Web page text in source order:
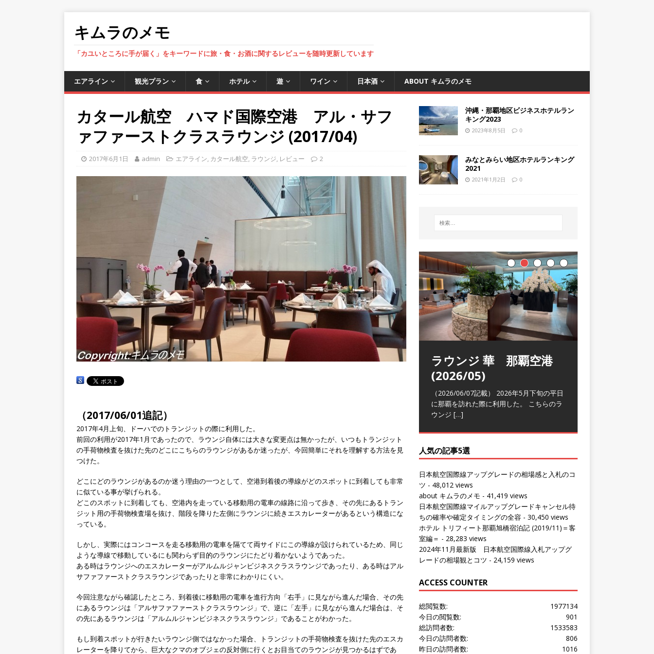
キムラのメモ
「カユいところに手が届く」をキーワードに旅・食・お酒に関するレビューを随時更新しています
エアライン 観光プラン 食 ホテル 遊 ワイン 日本酒 ABOUT キムラのメモ
カタール航空 ハマド国際空港 アル・サフ
ァファーストクラスラウンジ (2017/04)
2017年6月1日 admin エアライン, カタール航空, ラウンジ, レビュー 2
（2017/06/01追記）
2017年4月上旬、ドーハでのトランジットの際に利用した。
前回の利用が2017年1月であったので、ラウンジ自体には大きな変更点は無かったが、いつもトランジット
の手荷物検査を抜けた先のどこにこちらのラウンジがあるか迷ったが、今回簡単にそれを理解する方法を見
つけた。
どこにどのラウンジがあるのか迷う理由の一つとして、空港到着後の導線がどのスポットに到着しても非常
に似ている事が挙げられる。
どこのスポットに到着しても、空港内を走っている移動用の電車の線路に沿って歩き、その先にあるトラン
ジット用の手荷物検査場を抜け、階段を降りた左側にラウンジに続きエスカレーターがあるという構造にな
っている。
しかし、実際にはコンコースを走る移動用の電車を隔てて両サイドにこの導線が設けられているため、同じ
ような導線で移動しているにも関わらず目的のラウンジにたどり着かないようであった。
ある時はラウンジへのエスカレーターがアルムルジャンビジネスクラスラウンジであったり、ある時はアル
サファファーストクラスラウンジであったりと非常にわかりにくい。
今回注意ながら確認したところ、到着後に移動用の電車を進行方向「右手」に見ながら進んだ場合、その先
にあるラウンジは「アルサファファーストクラスラウンジ」で、逆に「左手」に見ながら進んだ場合は、そ
の先にあるラウンジは「アルムルジャンビジネスクラスラウンジ」であることがわかった。
もし到着スポットが行きたいラウンジ側ではなかった場合、トランジットの手荷物検査を抜けた先のエスカ
レーターを降りてから、巨大なクマのオブジェの反対側に行くとお目当てのラウンジが見つかるはずであ
沖縄・那覇地区ビジネスホテルラン
キング2023
2023年8月5日 0
みなとみらい地区ホテルランキング
2021
2021年1月2日 0
ラウンジ 華 那覇空港
(2026/05)
（2026/06/07記載） 2026年5月下旬の平日
に那覇を訪れた際に利用した。 こちらのラ
ウンジ […]
人気の記事5選
日本航空国際線アップグレードの相場感と入札のコ
ツ - 48,012 views
about キムラのメモ - 41,419 views
日本航空国際線マイルアップグレードキャンセル待
ちの確率や確定タイミングの全容 - 30,450 views
ホテル トリフィート那覇旭橋宿泊記 (2019/11)＝客
室編＝ - 28,283 views
2024年11月最新版 日本航空国際線入札アップグ
レードの相場観とコツ - 24,159 views
ACCESS COUNTER
1977134
総閲覧数:
901
今日の閲覧数:
1533583
総訪問者数:
806
今日の訪問者数:
1016
昨日の訪問者数: